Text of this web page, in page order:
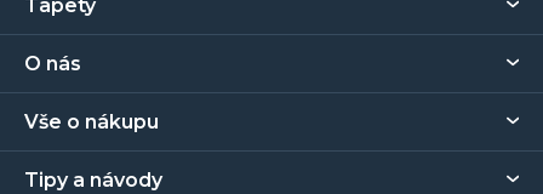
a
í
Tapety
O nás
Vše o nákupu
Tipy a návody